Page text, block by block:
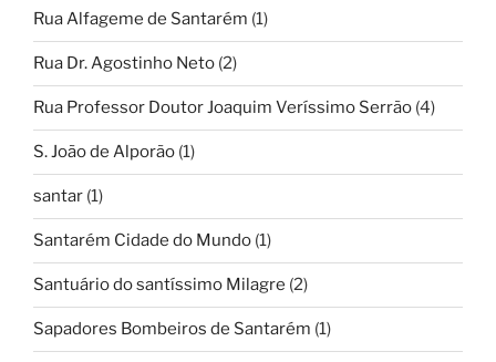
Rua Alfageme de Santarém (1)
Rua Dr. Agostinho Neto (2)
Rua Professor Doutor Joaquim Veríssimo Serrão (4)
S. João de Alporão (1)
santar (1)
Santarém Cidade do Mundo (1)
Santuário do santíssimo Milagre (2)
Sapadores Bombeiros de Santarém (1)